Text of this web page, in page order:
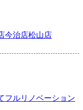
今治店松山店
フルリノベーション